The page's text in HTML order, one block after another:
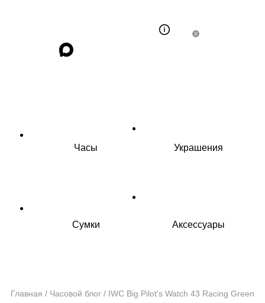
0
Часы Украшения
Сумки Аксессуары
Главная / Часовой блог / IWC Big Pilot's Watch 43 Racing Green